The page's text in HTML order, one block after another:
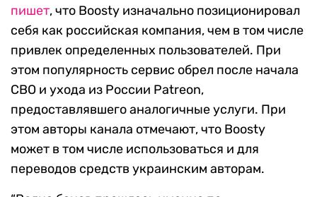
пишет, что Boosty изначально позиционировал
себя как российская компания, чем в том числе
привлек определенных пользователей. При
этом популярность сервис обрел после начала
СВО и ухода из России Patreon,
предоставлявшего аналогичные услуги. При
этом авторы канала отмечают, что Boosty
может в том числе использоваться и для
переводов средств украинским авторам.